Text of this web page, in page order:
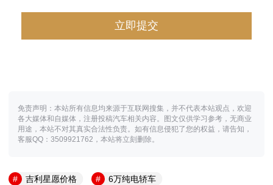
免责声明：本站所有信息均来源于互联网搜集，并不代表本站观点，欢迎
各大媒体和自媒体，注册投稿汽车相关内容。图文仅供学习参考，无商业
用途，本站不对其真实合法性负责。如有信息侵犯了您的权益，请告知，
客服QQ：3509921762，本站将立刻删除。
吉利星愿价格
6万纯电轿车